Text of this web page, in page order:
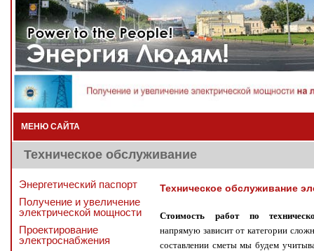
МЕНЮ САЙТА
Техническое обслуживание
Энергетический паспорт
Получение и увеличение
электрической мощности
Проектирование
электроснабжения
Техническое обслуживание
Стоимость работ по
напрямую зависит от категории
составлении сметы мы будем